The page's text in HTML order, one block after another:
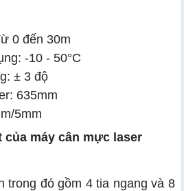
0 đến 30m
-10 - 50°C
± 3 độ
635mm
5mm
của máy cân mực laser
trong đó gồm 4 tia ngang và 8